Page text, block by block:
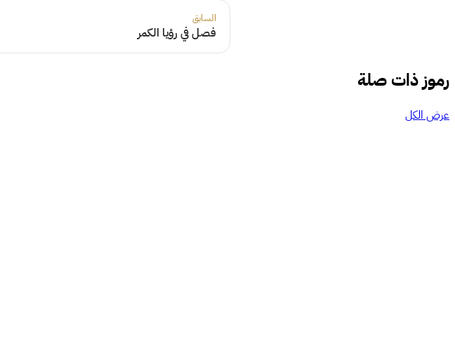
السابق
فصل في رؤيا الكمر
رموز ذات صلة
عرض الكل